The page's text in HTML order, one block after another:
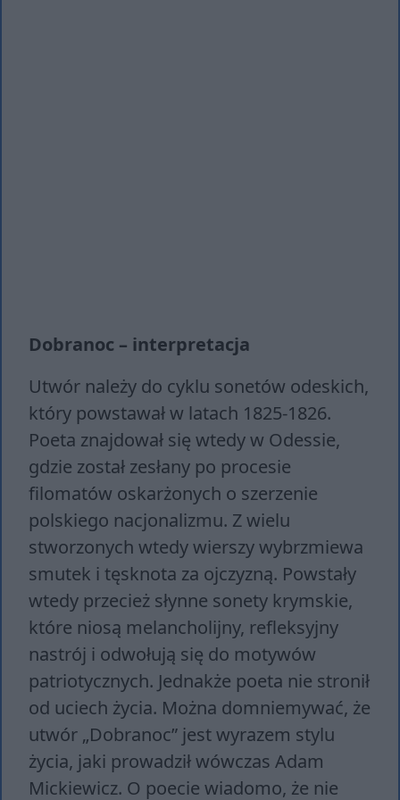
Dobranoc – interpretacja
Utwór należy do cyklu sonetów odeskich,
który powstawał w latach 1825-1826.
Poeta znajdował się wtedy w Odessie,
gdzie został zesłany po procesie
filomatów oskarżonych o szerzenie
polskiego nacjonalizmu. Z wielu
stworzonych wtedy wierszy wybrzmiewa
smutek i tęsknota za ojczyzną. Powstały
wtedy przecież słynne sonety krymskie,
które niosą melancholijny, refleksyjny
nastrój i odwołują się do motywów
patriotycznych. Jednakże poeta nie stronił
od uciech życia. Można domniemywać, że
utwór „Dobranoc” jest wyrazem stylu
życia, jaki prowadził wówczas Adam
Mickiewicz. O poecie wiadomo, że nie